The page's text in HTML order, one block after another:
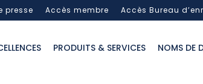
presse Accès membre Accès Bureau
PRODUITS & SERVICES NOMS DE